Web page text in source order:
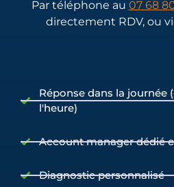
Par téléphone au 07 68
directement RDV, ou
Réponse dans la journée
l'heure)
Account manager dédié
Diagnostic personnalisé